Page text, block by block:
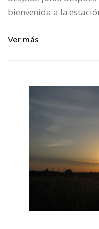
bienvenida a la
Ver más